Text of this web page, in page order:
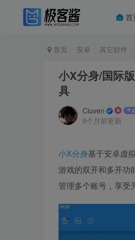
首
首页 安卓 其它软件
小X分身/国际
具
Ciuven
8个月前更新
小X分身基于安卓虚
游戏的双开和多开功
管理多个账号，享受